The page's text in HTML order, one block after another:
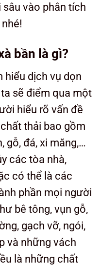
vào phân tích
bần là gì?
hiểu dịch vụ dọn
sẽ điểm qua một
hiểu rõ vấn đề
thải bao gồm
gỗ, đá, xi măng,…
các tòa nhà,
có thể là các
phần mọi người
bê tông, vụn gỗ,
gạch vỡ, ngói,
và những vách
là những chất